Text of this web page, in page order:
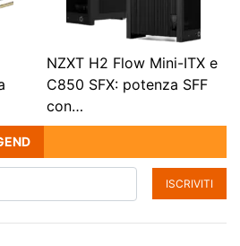
NZXT H2 Flow Mini-ITX e
C850 SFX: potenza SFF
con…
ISCRIVITI